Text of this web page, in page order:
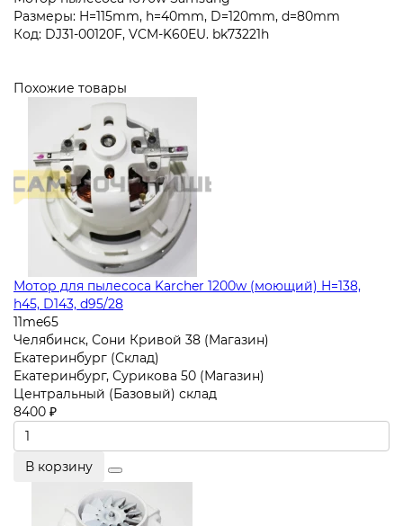
Размеры: H=115mm, h=40mm, D=120mm, d=80mm
Код: DJ31-00120F, VCM-K60EU. bk73221h
Похожие товары
Мотор для пылесоса Karcher 1200w (моющий) H=138,
h45, D143, d95/28
11me65
Челябинск, Сони Кривой 38 (Магазин)
Екатеринбург (Склад)
Екатеринбург, Сурикова 50 (Магазин)
Центральный (Базовый) склад
8400 ₽
В корзину